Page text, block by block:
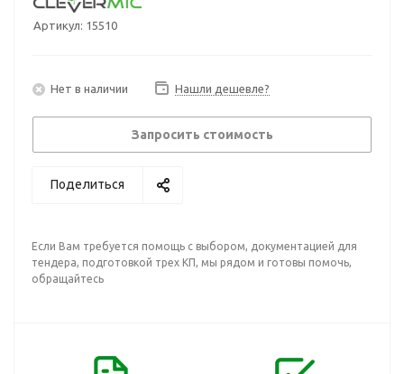
Артикул: 15510
Нет в наличии Нашли дешевле?
Запросить стоимость
Поделиться
Если Вам требуется помощь с выбором, документацией для
тендера, подготовкой трех КП, мы рядом и готовы помочь,
обращайтесь